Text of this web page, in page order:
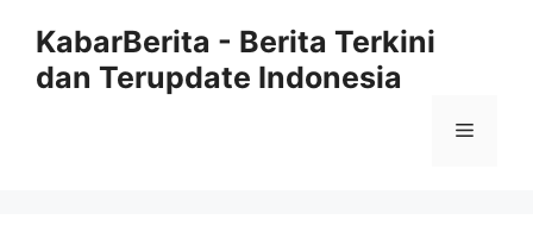
KabarBerita - Berita Terkini
dan Terupdate Indonesia
Menu